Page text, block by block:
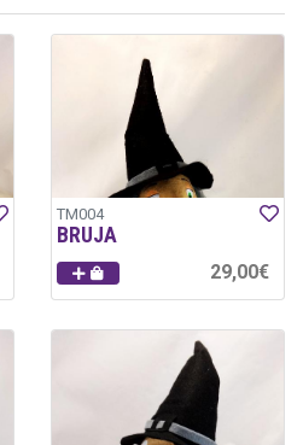
TM004
BRUJA
29,00€